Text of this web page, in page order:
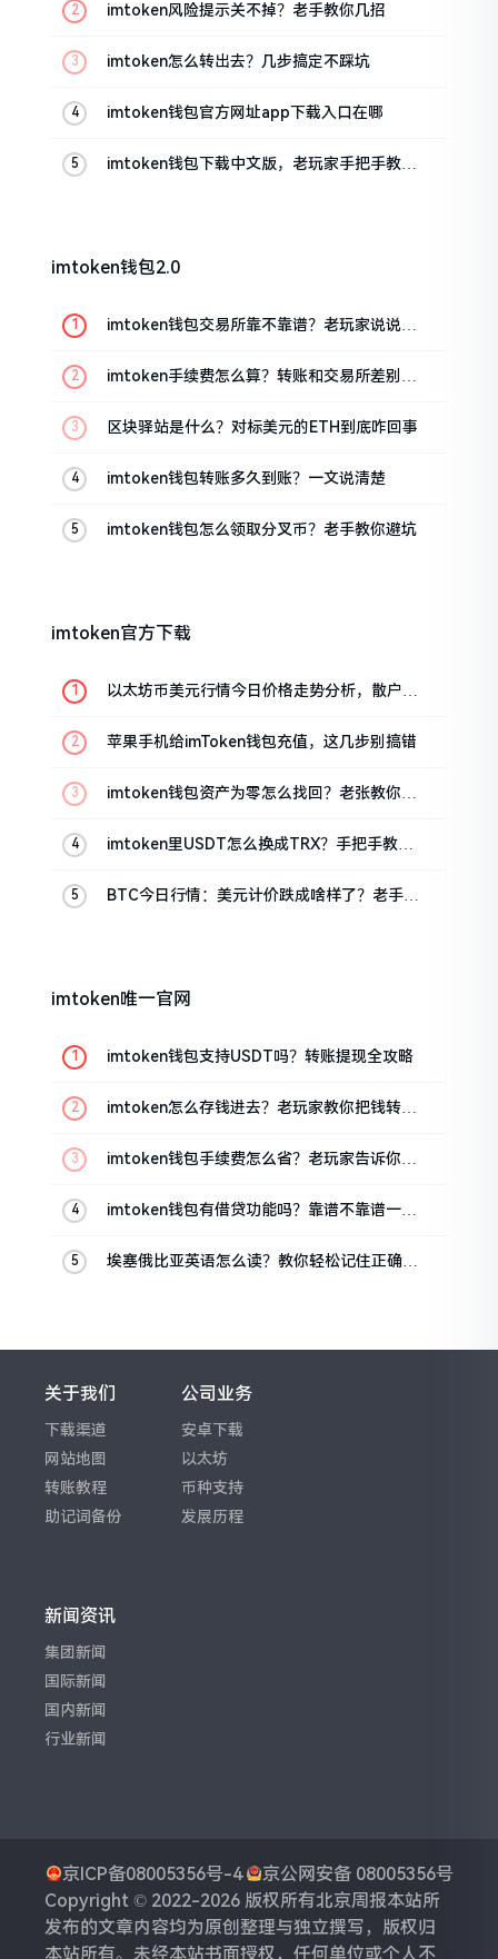
imtoken风险提示关不掉？老手教你几招
imtoken怎么转出去？几步搞定不踩坑
imtoken钱包官方网址app下载入口在哪
imtoken钱包下载中文版，老玩家手把手教你
imtoken钱包2.0
imtoken钱包交易所靠不靠谱？老玩家说说心
imtoken手续费怎么算？转账和交易所差别大
区块驿站是什么？对标美元的ETH到底咋回事
imtoken钱包转账多久到账？一文说清楚
imtoken钱包怎么领取分叉币？老手教你避坑
imtoken官方下载
以太坊币美元行情今日价格走势分析，散户如
苹果手机给imToken钱包充值，这几步别搞错
imtoken钱包资产为零怎么找回？老张教你几
imtoken里USDT怎么换成TRX？手把手教你
BTC今日行情：美元计价跌成啥样了？老手教
imtoken唯一官网
imtoken钱包支持USDT吗？转账提现全攻略
imtoken怎么存钱进去？老玩家教你把钱转进
imtoken钱包手续费怎么省？老玩家告诉你几
imtoken钱包有借贷功能吗？靠谱不靠谱一文
埃塞俄比亚英语怎么读？教你轻松记住正确发
关于我们
下载渠道
网站地图
转账教程
助记词备份
公司业务
安卓下载
以太坊
币种支持
发展历程
新闻资讯
集团新闻
国际新闻
国内新闻
行业新闻
京ICP备08005356号-4
京公网安备 08005356号
Copyright © 2022-2026 版权所有北京周报本站所
发布的文章内容均为原创整理与独立撰写，版权归
本站所有。未经本站书面授权，任何单位或个人不